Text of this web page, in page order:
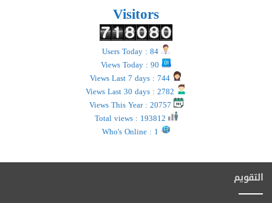
Visitors
Users Today : 84
التقويم